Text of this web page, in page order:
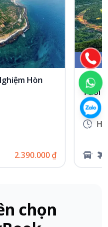
Hòn
2.390.000 ₫
Du
Tour
Tươi
2
chọn